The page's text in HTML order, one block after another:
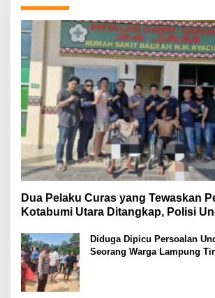
Dua Pelaku Curas yang Tewaskan
Kotabumi Utara Ditangkap, Polisi
Diduga Dipicu Persoalan
Seorang Warga Lampung